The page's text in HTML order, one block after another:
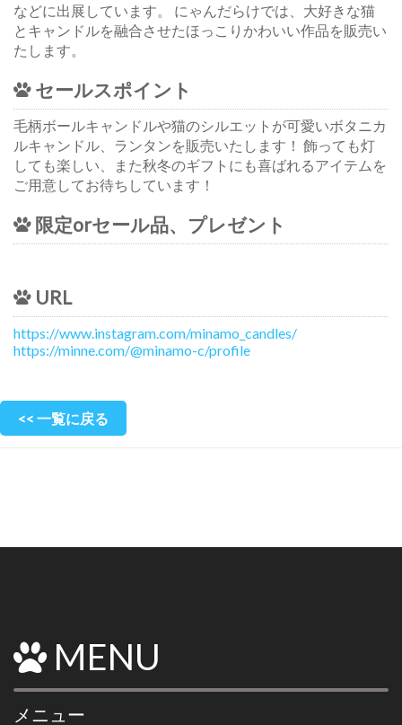
などに出展しています。 にゃんだらけでは、大好きな猫
とキャンドルを融合させたほっこりかわいい作品を販売い
たします。
セールスポイント
毛柄ボールキャンドルや猫のシルエットが可愛いボタニカ
ルキャンドル、ランタンを販売いたします！ 飾っても灯
しても楽しい、また秋冬のギフトにも喜ばれるアイテムを
ご用意してお待ちしています！
限定orセール品、プレゼント
URL
https://www.instagram.com/minamo_candles/
https://minne.com/@minamo-c/profile
<< 一覧に戻る
MENU
メニュー